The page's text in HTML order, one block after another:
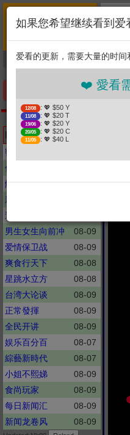
新闻
综艺 剧集
捐贈幫助
:
11/08
19/06 :
Latest updates
密室大逃脱
你好, 星期六
解码陈文茜
08-08
新聞大白話
週末大爆卦
男生女生向前冲
08-09
爱情保卫战
08-09
爽食行天下
08-08
星跳水立方
08-08
台湾大论谈
08-09
正常發揮
08-09
全民开讲
08-09
娱乐百分百
08-07
綜藝新時代
08-07
小姐不熙娣
08-09
食尚玩家
08-09
每日新闻汇
08-09
新闻龙卷风
08-09
如果您希望继续看到
爱看的更新，需要大量的时
❤️ 愛看需要
12/08 : 💖 $50 Y
11/08 : 💖 $20 T
19/06 : 💖 $20 Y
20/05 : 💖 $20 C
11/05 : 💖 $40 L